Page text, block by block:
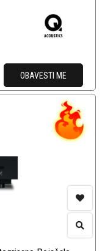
OBAVESTI ME